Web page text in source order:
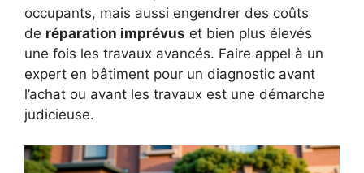
occupants, mais aussi engendrer des coûts
de réparation imprévus et bien plus élevés
une fois les travaux avancés. Faire appel à un
expert en bâtiment pour un diagnostic avant
l’achat ou avant les travaux est une démarche
judicieuse.